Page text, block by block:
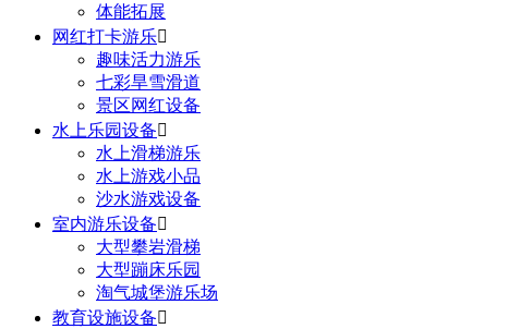
体能拓展
网红打卡游乐
趣味活力游乐
七彩旱雪滑道
景区网红设备
水上乐园设备
水上滑梯游乐
水上游戏小品
沙水游戏设备
室内游乐设备
大型攀岩滑梯
大型蹦床乐园
淘气城堡游乐场
教育设施设备